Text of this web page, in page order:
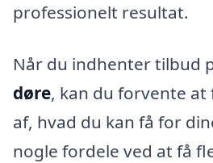
professionelt resultat.
Når du indhenter tilbud
døre, kan du forvente
af, hvad du kan få for
nogle fordele ved at få